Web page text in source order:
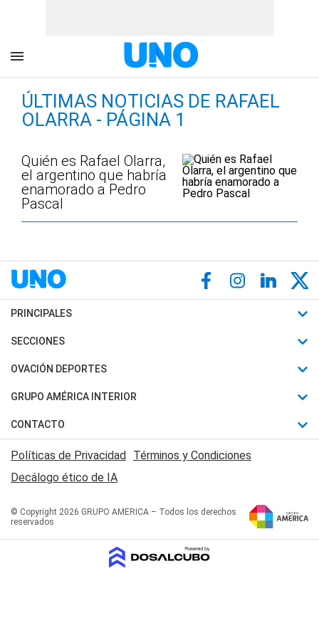
ÚLTIMAS NOTICIAS DE RAFAEL
OLARRA - PÁGINA 1
Quién es Rafael Olarra,
el argentino que habría
enamorado a Pedro
Pascal
PRINCIPALES
Últimas Noticias
Política
Judiciales
Economia
SECCIONES
Horóscopo
Motores
Trucos caseros
Series y Películas
Edictos y Solicitadas
OVACIÓN DEPORTES
Fútbol
Mundial
Automovilismo
Rugby
Básquet
GRUPO AMÉRICA INTERIOR
Canal 7 en Vivo
San Juan 8
CONTACTO
Acerca de Nosotros
Contactanos
Políticas de Privacidad Términos y Condiciones
Decálogo ético de IA
© Copyright 2026 GRUPO AMERICA – Todos los derechos
reservados